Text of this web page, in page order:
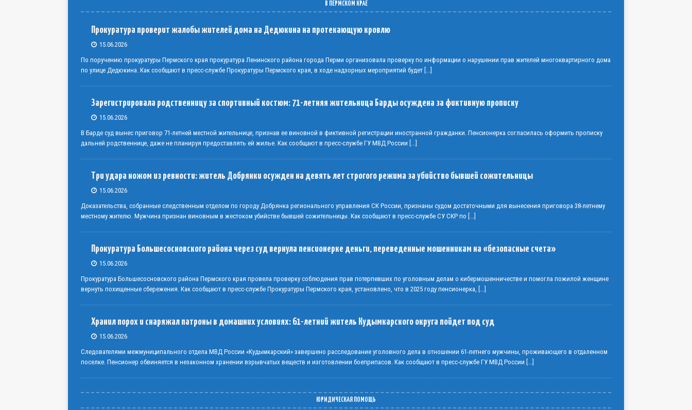
В ПЕРМСКОМ КРАЕ
Прокуратура проверит жалобы жителей дома на Дедюкина на протекающую кровлю
15.06.2026
По поручению прокуратуры Пермского края прокуратура Ленинского района города Перми организовала проверку по информации о нарушении прав жителей многоквартирного дома
по улице Дедюкина. Как сообщают в пресс-службе Прокуратуры Пермского края, в ходе надзорных мероприятий будет [...]
Зарегистрировала родственницу за спортивный костюм: 71-летняя жительница Барды осуждена за фиктивную прописку
15.06.2026
В Барде суд вынес приговор 71-летней местной жительнице, признав ее виновной в фиктивной регистрации иностранной гражданки. Пенсионерка согласилась оформить прописку
дальней родственнице, даже не планируя предоставлять ей жилье. Как сообщают в пресс-службе ГУ МВД России [...]
Три удара ножом из ревности: житель Добрянки осужден на девять лет строгого режима за убийство бывшей сожительницы
15.06.2026
Доказательства, собранные следственным отделом по городу Добрянка регионального управления СК России, признаны судом достаточными для вынесения приговора 38-летнему
местному жителю. Мужчина признан виновным в жестоком убийстве бывшей сожительницы. Как сообщают в пресс-службе СУ СКР по [...]
Прокуратура Большесосновского района через суд вернула пенсионерке деньги, переведенные мошенникам на «безопасные счета»
15.06.2026
Прокуратура Большесосновского района Пермского края провела проверку соблюдения прав потерпевших по уголовным делам о кибермошенничестве и помогла пожилой женщине
вернуть похищенные сбережения. Как сообщают в пресс-службе Прокуратуры Пермского края, установлено, что в 2025 году пенсионерка, [...]
Хранил порох и снаряжал патроны в домашних условиях: 61-летний житель Кудымкарского округа пойдет под суд
15.06.2026
Следователями межмуниципального отдела МВД России «Кудымкарский» завершено расследование уголовного дела в отношении 61-летнего мужчины, проживающего в отдаленном
поселке. Пенсионер обвиняется в незаконном хранении взрывчатых веществ и изготовлении боеприпасов. Как сообщают в пресс-службе ГУ МВД России [...]
ЮРИДИЧЕСКАЯ ПОМОЩЬ